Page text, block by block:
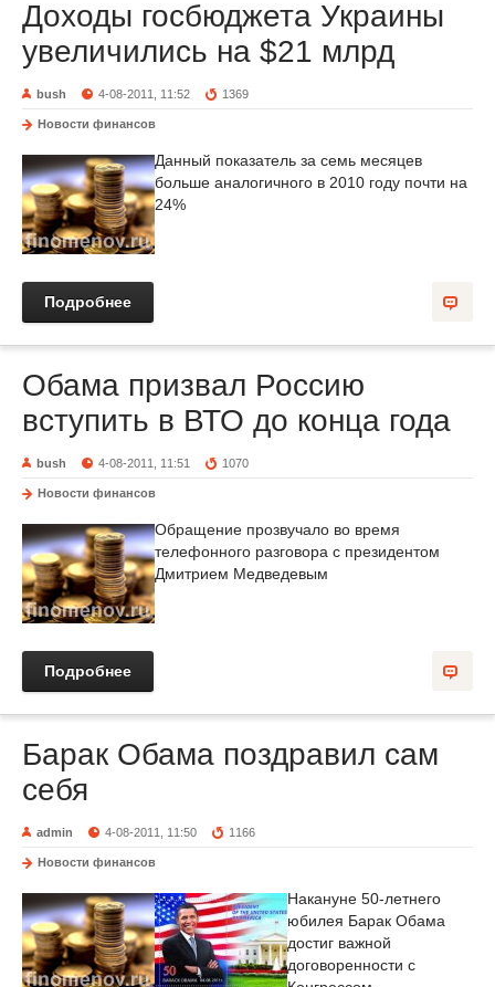
Доходы госбюджета Украины
увеличились на $21 млрд
bush 4-08-2011, 11:52 1369
Новости финансов
Данный показатель за семь месяцев
больше аналогичного в 2010 году почти на
24%
Подробнее
Обама призвал Россию
вступить в ВТО до конца года
bush 4-08-2011, 11:51 1070
Новости финансов
Обращение прозвучало во время
телефонного разговора с президентом
Дмитрием Медведевым
Подробнее
Барак Обама поздравил сам
себя
admin 4-08-2011, 11:50 1166
Новости финансов
Накануне 50-летнего
юбилея Барак Обама
достиг важной
договоренности с